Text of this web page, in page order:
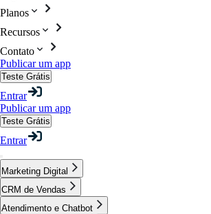
Planos
Recursos
Contato
Publicar um app
Teste Grátis
Entrar
Publicar um app
Teste Grátis
Entrar
Marketing Digital
CRM de Vendas
Atendimento e Chatbot